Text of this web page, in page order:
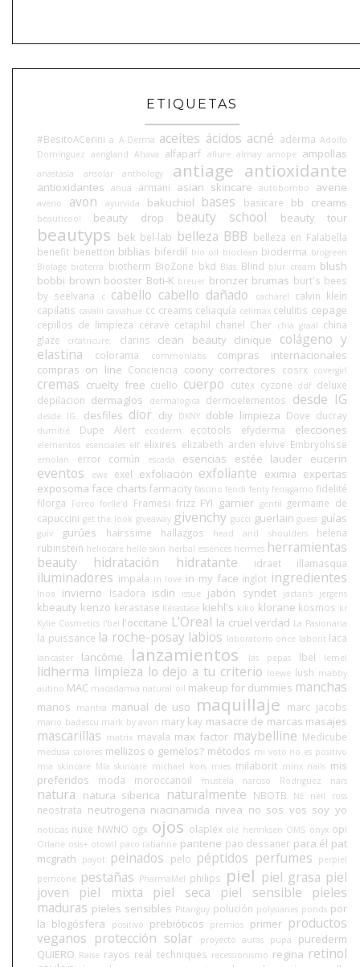
ETIQUETAS
#BesitoACerini a A-Derma aceites ácidos acné aderma Adolfo
Domínguez aengland Ahava alfaparf allure almay amope ampollas
anastasia ansolar anthology antiage antioxidante
antioxidantes anua armani asian skincare autobombo avene
aveno avon ayurvida bakuchiol bases basicare bb creams
beauticool beauty drop beauty school beauty tour
beautyps bek bel-lab belleza BBB belleza en Falabella
benefit benetton biblias biferdil bio oil bioclean bioderma biogreen
Biolage bioterra biotherm BioZone bkd Blas Blind blur cream blush
bobbi brown booster Boti-K breuer bronzer brumas burt's bees
by seelvana
c cabello cabello dañado cacharel
calvin klein
capilatis cavalli caviahue cc creams celiaquía celimax celulitis cepage
cepillos de limpieza cerave cetaphil chanel Cher chia graal china
glaze
cicatricure. clarins clean beauty clinique
colágeno y
elastina
colorama commonlabs
compras internacionales
compras on line Conciencia coony correctores cosrx covergirl
cremas cruelty free cuello cuerpo cutex cyzone ddf deluxe
depilacion dermaglos dermalogica dermoelementos desde IG
desde IG. desfiles dior diy DKNY doble limpieza Dove ducray
dumitié Dupe Alert ecoderm ecotools efyderma elecciones
elementos esenciales elf elixires elizabeth arden elvive Embryolisse
emolan error común escada esencias estée lauder eucerin
eventos ewe exel exfoliación exfoliante eximia expertas
exposoma face charts farmacity fascino fendi fenty ferragamo fidelité
filorga
Foreo forlle'd Framesi frizz FYI garnier gentil germaine de
capuccini get the look giveaway givenchy gucci guerlain guess guías
guiv gurúes hairssime hallazgos head and shoulders
helena
rubinstein heliocare hello skin herbal essences hermes herramientas
beauty
hidratación hidratante idraet illamasqua
iluminadores impala in love in my face inglot ingredientes
Inoa invierno Isadora isdin issue jabón syndet jactan's jergens
kbeauty kenzo kerastase Kérastase kiehl's kiko klorane kosmos kr
Kylie Cosmetics l'bel l'occitane L'Oreal la cruel verdad La Pasionaria
la puissance la roche-posay labios laboratorio once laborit laca
lancaster lancôme lanzamientos las pepas lbel lemel
lidherma limpieza lo dejo a tu criterio loewe lush mabby
autino MAC macadamia natural oil makeup for dummies manchas
manos mantra manual de uso maquillaje marc jacobs
mario badescu mark by avon mary kay masacre de marcas masajes
mascarillas matrix mavala max factor maybelline Medicube
medusa colores mellizos o gemelos? métodos mi voto no es positivo
mia skincare Mía skincare michael kors mies milaborit minx nails mis
preferidos
moda moroccanoil mustela narciso Rodriguez nars
natura natura siberica naturalmente NBOTB NE nell ross
neostrata neutrogena niacinamida nivea no sos vos soy yo
noticias nuxe NWNO ogx ojos olaplex ole henriksen OMS onyx opi
Orlane osis+ otowil paco rabanne pantene pao dessaner para él pat
mcgrath
payot peinados pelo péptidos perfumes
perpiel
perricone pestañas PharmaMel philips piel piel grasa piel
joven
piel mixta piel seca piel sensible
pieles
maduras pieles sensibles Pitanguy polución polysianes ponds por
la blogósfera
positivo prebióticos premios primer productos
veganos protección solar proyecto auras pupa
purederm
QUIERO Raise rayos real techniques recessionismo regina retinol